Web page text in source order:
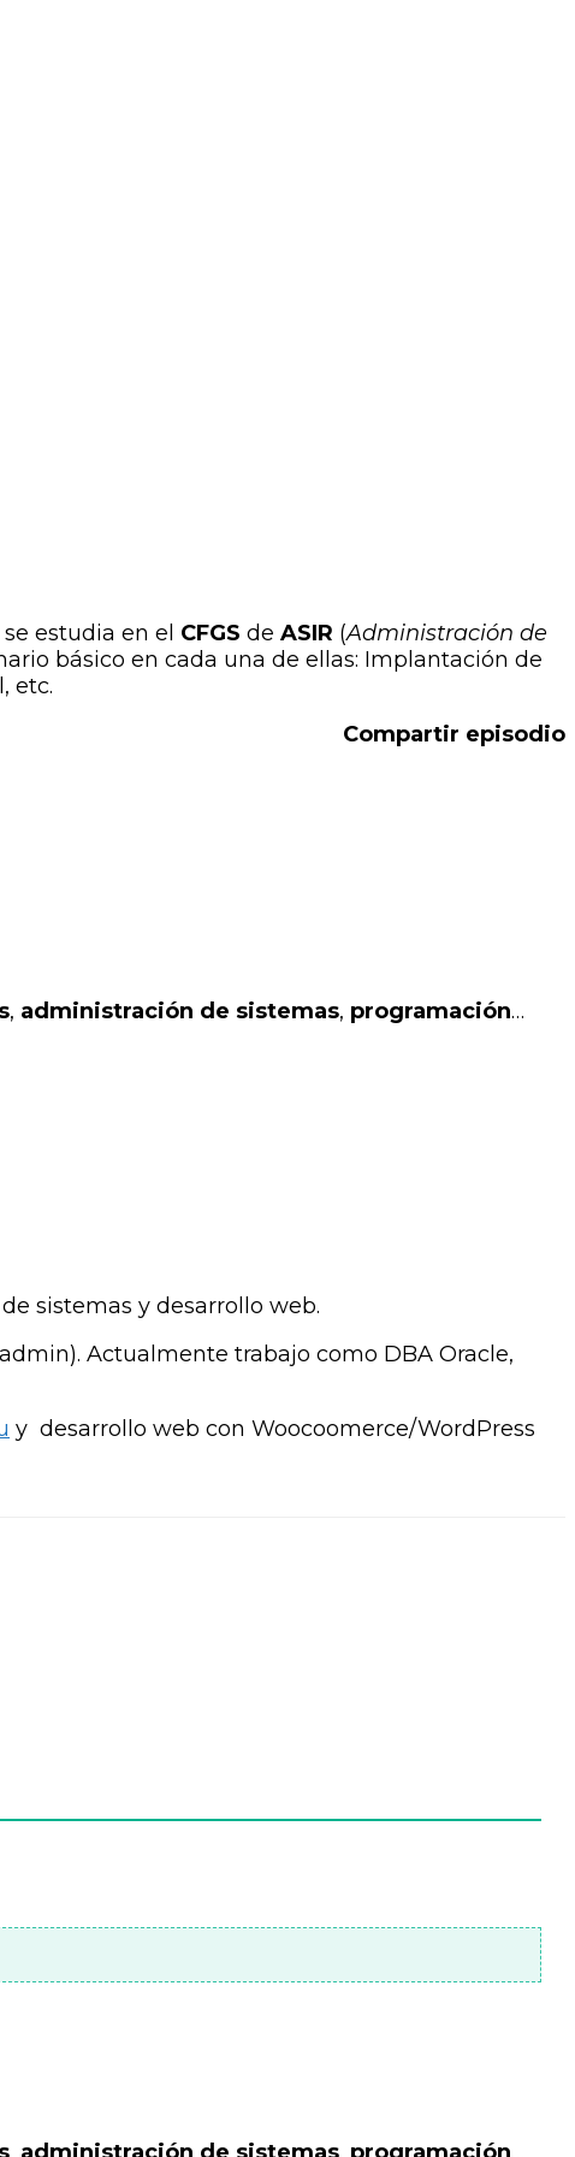
estudia en el CFGS de ASIR (Administración de
básico en cada una de ellas: Implantación de
etc.
Compartir episodio
, administración de sistemas, programación…
sistemas y desarrollo web.
Actualmente trabajo como DBA Oracle,
y desarrollo web con Woocoomerce/WordPress